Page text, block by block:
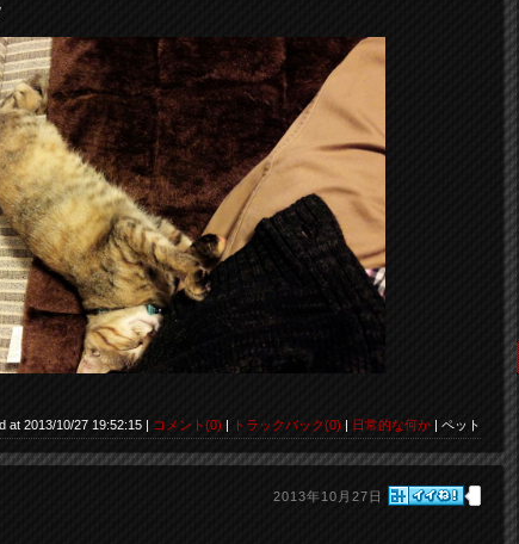
at 2013/10/27 19:52:15 | コメント(0) | トラックバック(0) | 日常的な何か | ペット
2013年10月27日